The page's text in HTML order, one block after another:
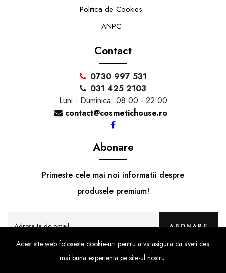
Politica de Cookies
ANPC
Contact
0730 997 531
031 425 2103
Luni - Duminica: 08:00 - 22:00
contact@cosmetichouse.ro
Abonare
Primeste cele mai noi informatii despre
produsele premium!
ABONARE
Acest site web foloseste cookie-uri pentru a va asigura ca aveti cea
mai buna experienta pe site-ul nostru.